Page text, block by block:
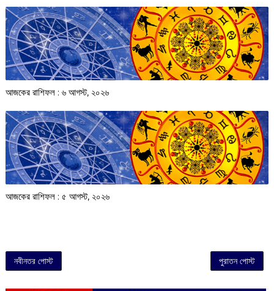
আজকের রাশিফল :‌ ‌‌৬ আগস্ট, ২০২৬
আজকের রাশিফল :‌ ‌‌৫ আগস্ট, ২০২৬
নবীনতর পোস্ট পুরাতন পোস্ট